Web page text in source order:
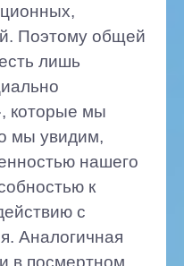
Поэтому общей
лишь
которые мы
мы увидим,
нашего
к
с
Аналогичная
в посмертном